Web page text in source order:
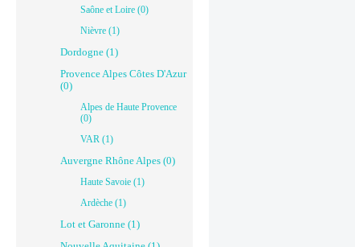
Saône et Loire (0)
Nièvre (1)
Dordogne (1)
Provence Alpes Côtes D'Azur
(0)
Alpes de Haute Provence
(0)
VAR (1)
Auvergne Rhône Alpes (0)
Haute Savoie (1)
Ardèche (1)
Lot et Garonne (1)